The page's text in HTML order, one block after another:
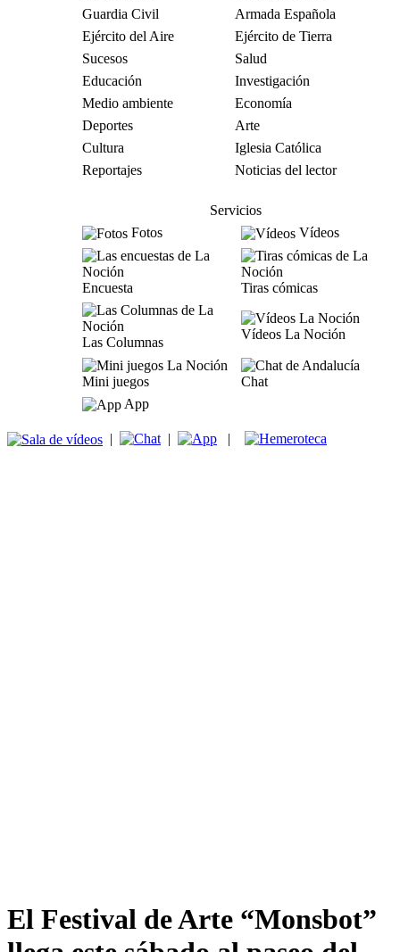
Guardia Civil
Armada Española
Ejército del Aire
Ejército de Tierra
Sucesos
Salud
Educación
Investigación
Medio ambiente
Economía
Deportes
Arte
Cultura
Iglesia Católica
Reportajes
Noticias del lector
Servicios
Fotos
Vídeos
Encuesta Tiras cómicas
Las Columnas
Vídeos La Noción
Mini juegos
Chat
App
| | |
El Festival de Arte “Monsbot”